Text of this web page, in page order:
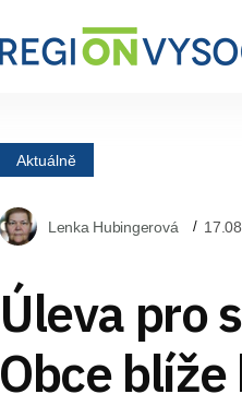
Aktuálně
Lenka Hubingerová
Úleva pro
Obce